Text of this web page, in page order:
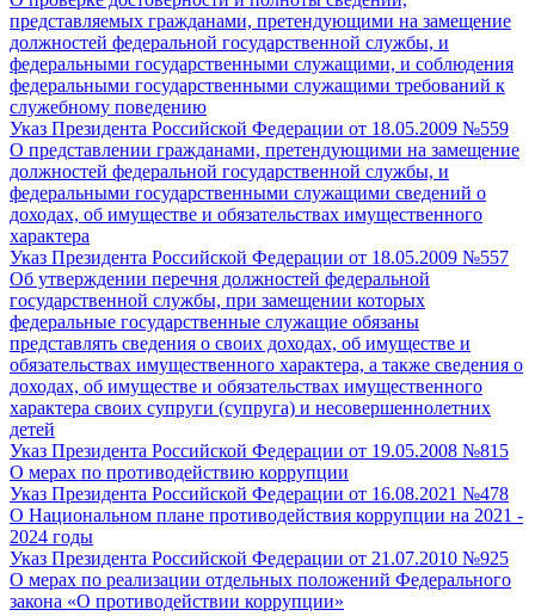
представляемых гражданами, претендующими на замещение
должностей федеральной государственной службы, и
федеральными государственными служащими, и соблюдения
федеральными государственными служащими требований к
служебному поведению
Указ Президента Российской Федерации от 18.05.2009 №559
О представлении гражданами, претендующими на замещение
должностей федеральной государственной службы, и
федеральными государственными служащими сведений о
доходах, об имуществе и обязательствах имущественного
характера
Указ Президента Российской Федерации от 18.05.2009 №557
Об утверждении перечня должностей федеральной
государственной службы, при замещении которых
федеральные государственные служащие обязаны
представлять сведения о своих доходах, об имуществе и
обязательствах имущественного характера, а также сведения о
доходах, об имуществе и обязательствах имущественного
характера своих супруги (супруга) и несовершеннолетних
детей
Указ Президента Российской Федерации от 19.05.2008 №815
О мерах по противодействию коррупции
Указ Президента Российской Федерации от 16.08.2021 №478
О Национальном плане противодействия коррупции на 2021 -
2024 годы
Указ Президента Российской Федерации от 21.07.2010 №925
О мерах по реализации отдельных положений Федерального
закона «О противодействии коррупции»